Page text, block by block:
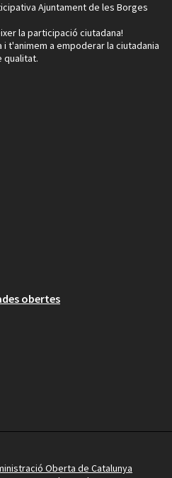
Ajuntament de les Borges
la participació ciutadana!
i t'animem a empoderar la ciutadania
qualitat.
obertes
Oberta de Catalunya